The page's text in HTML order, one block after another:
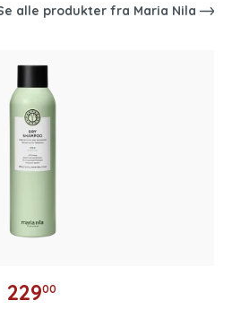
alle produkter fra Maria Nila
22900